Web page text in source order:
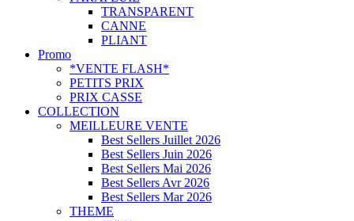
TRANSPARENT
CANNE
PLIANT
Promo
*VENTE FLASH*
PETITS PRIX
PRIX CASSE
COLLECTION
MEILLEURE VENTE
Best Sellers Juillet 2026
Best Sellers Juin 2026
Best Sellers Mai 2026
Best Sellers Avr 2026
Best Sellers Mar 2026
THEME